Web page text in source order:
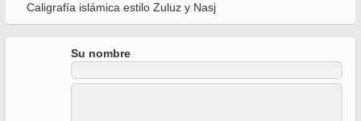
Caligrafía islámica estilo Zuluz y Nasj
Su nombre